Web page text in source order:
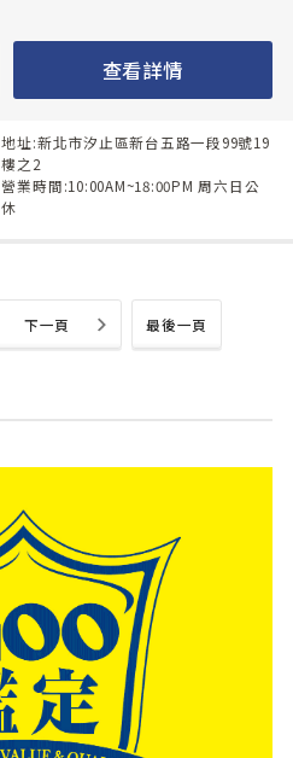
查看詳情
地址:新北市汐止區新台五路一段99號19
樓之2
營業時間:10:00AM~18:00PM 周六日公
休
最後一頁
下一頁